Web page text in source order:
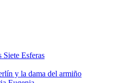
Esferas
y la dama del armiño